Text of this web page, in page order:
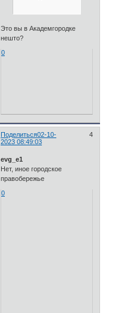
Это вы в Академгородке
нешто?
0
Поделиться 4
02-10-
2023 08:49:03
evg_e1
Нет, иное городское
правобережье
0